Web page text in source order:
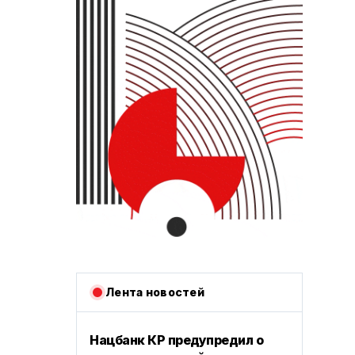
Лента новостей
Нацбанк КР предупредил о